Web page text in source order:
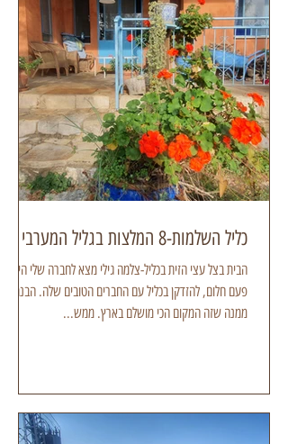
כליל השלמות-8 המלצות בגליל המערבי
הבית בצל עצי הזית בכליל-צלמה גילי מצא לחברה שלי היה
פעם חלום, להזדקן בכליל עם החברים הטובים שלה. הבנתי
ממנה שזה המקום הכי מושלם בארץ. ממש...